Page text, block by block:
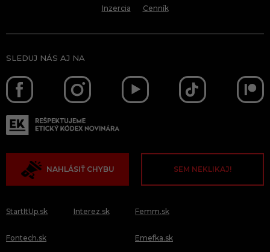
Inzercia Cenník
SLEDUJ NÁS AJ NA
NAHLÁSIŤ CHYBU SEM NEKLIKAJ!
StartItUp.sk
Fontech.sk
Interez.sk Femm.sk
Emefka.sk